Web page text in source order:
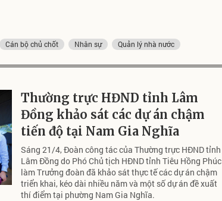
Cán bộ chủ chốt Nhân sự Quản lý nhà nước
Thường trực HĐND tỉnh Lâm
Đồng khảo sát các dự án chậm
tiến độ tại Nam Gia Nghĩa
Sáng 21/4, Đoàn công tác của Thường trực HĐND tỉnh
Lâm Đồng do Phó Chủ tịch HĐND tỉnh Tiêu Hồng Phúc
làm Trưởng đoàn đã khảo sát thực tế các dự án chậm
triển khai, kéo dài nhiều năm và một số dự án đề xuất
thí điểm tại phường Nam Gia Nghĩa.